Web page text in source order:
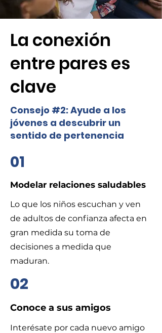
La conexión
entre pares es
clave
​Consejo #2: Ayude a los
jóvenes a descubrir un
sentido de pertenencia
01
​Modelar relaciones saludables
​Lo que los niños escuchan y ven
de adultos de confianza afecta en
gran medida su toma de
decisiones a medida que
maduran.
02
Conoce a sus amigos
Interésate por cada nuevo amigo